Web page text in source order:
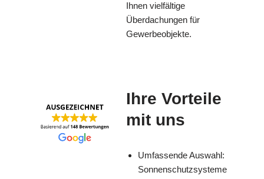
Ihnen vielfältige
Überdachungen für
Gewerbeobjekte.
Ihre Vorteile
mit uns
Umfassende Auswahl:
Sonnenschutzsysteme